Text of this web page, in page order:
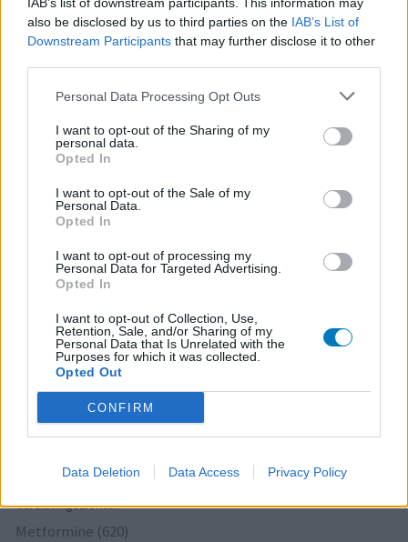
also be disclosed by us to third parties on the IAB’s List of
Downstream Participants that may further disclose it to other
Personal Data Processing Opt Outs
I want to opt-out of the Sharing of my
personal data.
Opted In
I want to opt-out of the Sale of my
Personal Data.
Opted In
I want to opt-out of processing my
Personal Data for Targeted Advertising.
Opted In
I want to opt-out of Collection, Use,
Retention, Sale, and/or Sharing of my
Personal Data that Is Unrelated with the
Purposes for which it was collected.
Opted Out
CONFIRM
Data Deletion Data Access Privacy Policy
Metoprolol (817)
Bloeddruk - betablokkers
Furabid (735)
Antibiotica - urineweginfectie
Mirtazapine (731)
Amitriptyline (699)
Depressie - antidepressiva TCA
Efexor (665)
Depressie - antidepressiva overig
Ethinylestradiol / Levonorgestrel (656)
Anticonceptie - eenfase
Escitalopram (647)
Depressie - antidepressiva SSRI
Seroquel (647)
Psychose / schizofrenie - antipsychotica
Amoxicilline (646)
Wellbutrin XR (646)
Verslavingsziekten
Metformine (620)